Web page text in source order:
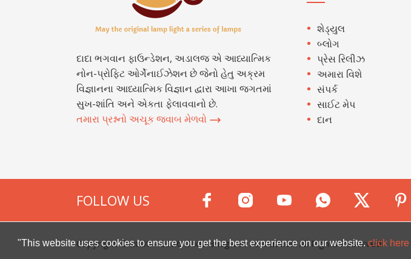
"This website uses cookies to ensure you get the best experience on our website.click here
દાદા ભગવાન ફાઉન્ડેશન, અડાલજ એ આધ્યાત્મિક
નોન-પ્રોફિટ ઓર્ગેનાઈઝેશન છે જેનો હેતુ અક્રમ
વિજ્ઞાનના આધ્યાત્મિક વિજ્ઞાન દ્વારા આખા જગતમાં
સુખ-શાંતિ અને એકતા ફેલાવવાનો છે.
તમારા પ્રશ્નનો અચૂક જવાબ મેળવો
શેડ્યુલ
બ્લોગ
પ્રેસ રિલીઝ
અમારા વિશે
સંપર્ક
સાઈટ મેપ
દાન
FOLLOW US
Copyright © 2000 -2026Dada Bhagwan Foundation. All Rights Reserved.